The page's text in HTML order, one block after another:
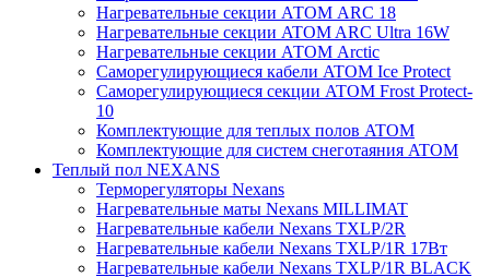
Нагревательные секции АТОМ ARC 18
Нагревательные секции ATOM ARC Ultra 16W
Нагревательные секции АТОМ Arctic
Саморегулирующиеся кабели ATOM Ice Protect
Саморегулирующиеся секции ATOM Frost Protect-
10
Комплектующие для теплых полов ATOM
Комплектующие для систем снеготаяния ATOM
Теплый пол NEXANS
Терморегуляторы Nexans
Нагревательные маты Nexans MILLIMAT
Нагревательные кабели Nexans TXLP/2R
Нагревательные кабели Nexans TXLP/1R 17Вт
Нагревательные кабели Nexans TXLP/1R BLACK